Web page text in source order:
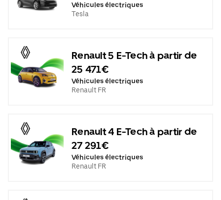
Véhicules électriques
Tesla
Renault 5 E-Tech à partir de
25 471€
Véhicules électriques
Renault FR
Renault 4 E-Tech à partir de
27 291€
Véhicules électriques
Renault FR